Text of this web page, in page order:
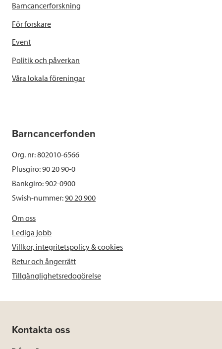
Barncancerforskning
För forskare
Event
Politik och påverkan
Våra lokala föreningar
Barncancerfonden
Org. nr: 802010-6566
Plusgiro: 90 20 90-0
Bankgiro: 902-0900
Swish-nummer:90 20 900
Om oss
Lediga jobb
Villkor, integritetspolicy & cookies
Retur och ångerrätt
Tillgänglighetsredogörelse
Kontakta oss